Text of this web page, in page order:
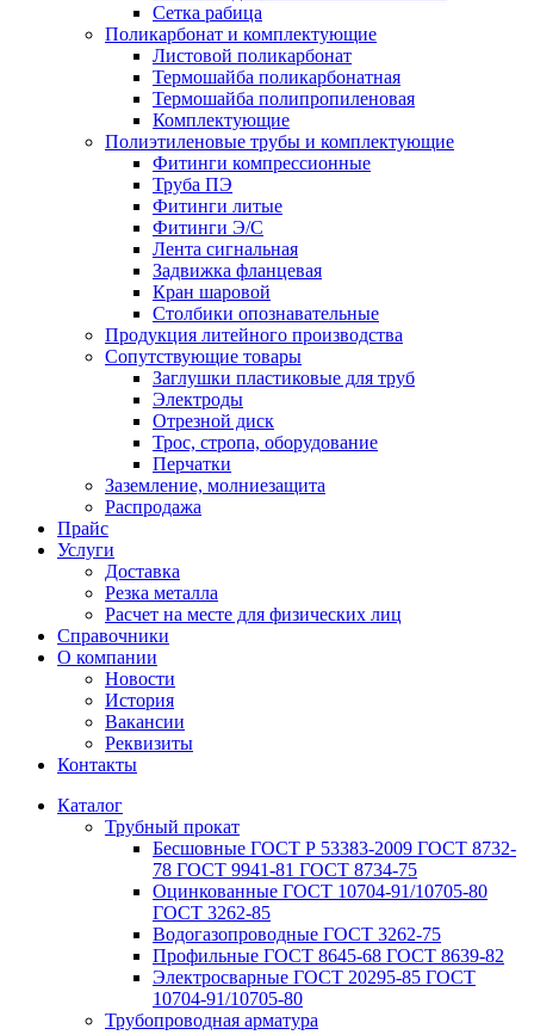
Сетка рабица
Поликарбонат и комплектующие
Листовой поликарбонат
Термошайба поликарбонатная
Термошайба полипропиленовая
Комплектующие
Полиэтиленовые трубы и комплектующие
Фитинги компрессионные
Труба ПЭ
Фитинги литые
Фитинги Э/С
Лента сигнальная
Задвижка фланцевая
Кран шаровой
Столбики опознавательные
Продукция литейного производства
Сопутствующие товары
Заглушки пластиковые для труб
Электроды
Отрезной диск
Трос, стропа, оборудование
Перчатки
Заземление, молниезащита
Распродажа
Прайс
Услуги
Доставка
Резка металла
Расчет на месте для физических лиц
Справочники
О компании
Новости
История
Вакансии
Реквизиты
Контакты
Каталог
Трубный прокат
Беcшовные ГОСТ Р 53383-2009 ГОСТ 8732-
78 ГОСТ 9941-81 ГОСТ 8734-75
Оцинкованные ГОСТ 10704-91/10705-80
ГОСТ 3262-85
Водогазопроводные ГОСТ 3262-75
Профильные ГОСТ 8645-68 ГОСТ 8639-82
Электросварные ГОСТ 20295-85 ГОСТ
10704-91/10705-80
Трубопроводная арматура